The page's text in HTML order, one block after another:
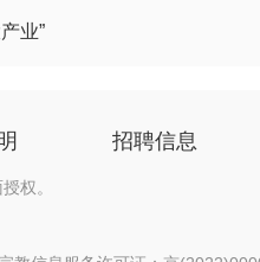
业”
招聘信息
权。